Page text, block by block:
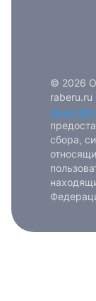
© 2026
сбора,